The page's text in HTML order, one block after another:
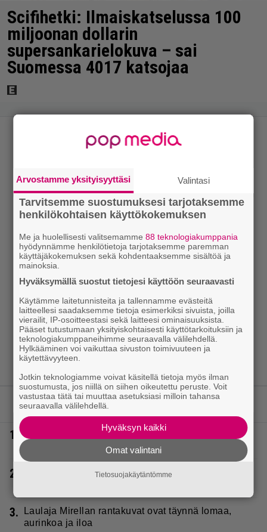
Scifihetki: Ilmaiskatselussa 100
miljoonan dollarin
supersankarielokuva – sai
Suomessa 4017 katsojaa
LUETUIMMAT JUTUT
1.
Vappu Pimiä sai huonoa palvelua ravintolassa –
pettyi siellä kahteen asiaan
2.
Diandra julkaisi upeita kuvia Helsingistä – ”Puitteet
3.
Laulaja Mirellan rantakuvat ovat täynnä lomaa,
aurinkoa ja iloa
Arvostamme yksityisyyttäsi Valintasi
Tarvitsemme suostumuksesi tarjotaksemme
henkilökohtaisen käyttökokemuksen
Me ja huolellisesti valitsemamme88 teknologiakumppania
hyödynnämme henkilötietoja tarjotaksemme paremman
käyttäjäkokemuksen sekä kohdentaaksemme sisältöä ja
mainoksia.
Hyväksymällä suostut tietojesi käyttöön seuraavasti
Käytämme laitetunnisteita ja tallennamme evästeitä
laitteellesi saadaksemme tietoja esimerkiksi sivuista, joilla
vierailit, IP-osoitteestasi sekä laitteesi ominaisuuksista.
Pääset tutustumaan yksityiskohtaisesti käyttötarkoituksiin ja
teknologiakumppaneihimme seuraavalla välilehdellä.
Hylkääminen voi vaikuttaa sivuston toimivuuteen ja
käytettävyyteen.
Jotkin teknologiamme voivat käsitellä tietoja myös ilman
suostumusta, jos niillä on siihen oikeutettu peruste. Voit
vastustaa tätä tai muuttaa asetuksiasi milloin tahansa
seuraavalla välilehdellä.
Hyväksyn kaikki
Omat valintani
Tietosuojakäytäntömme